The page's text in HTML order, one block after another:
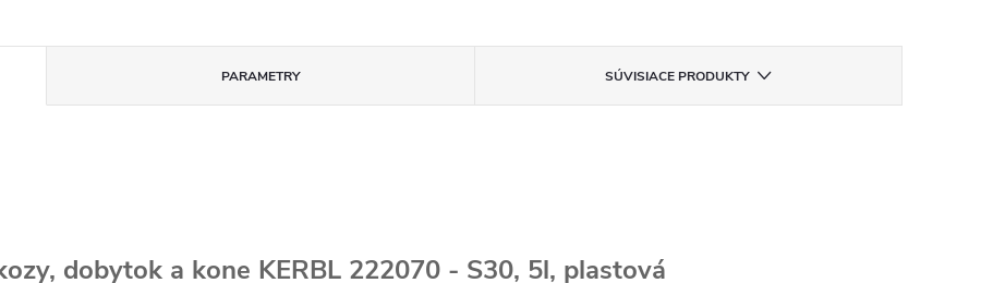
PARAMETRY SÚVISIACE PRODUKTY
dobytok a kone KERBL 222070 - S30, 5l, plastová